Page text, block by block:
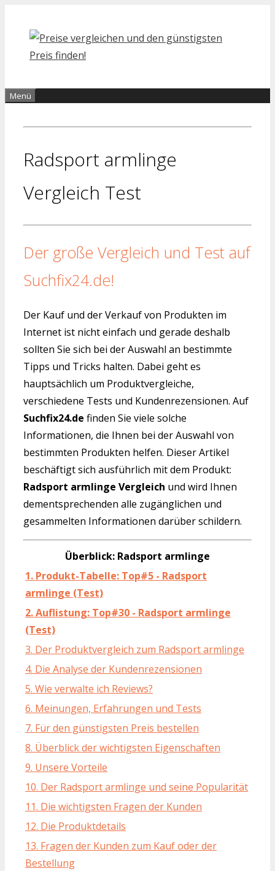
Inhalt
springen
Menü
Radsport armlinge
Vergleich Test
Der große Vergleich und Test auf
Suchfix24.de!
Der Kauf und der Verkauf von Produkten im
Internet ist nicht einfach und gerade deshalb
sollten Sie sich bei der Auswahl an bestimmte
Tipps und Tricks halten. Dabei geht es
hauptsächlich um Produktvergleiche,
verschiedene Tests und Kundenrezensionen. Auf
Suchfix24.de finden Sie viele solche
Informationen, die Ihnen bei der Auswahl von
bestimmten Produkten helfen. Dieser Artikel
beschäftigt sich ausführlich mit dem Produkt:
Radsport armlinge Vergleich und wird Ihnen
dementsprechenden alle zugänglichen und
gesammelten Informationen darüber schildern.
Überblick: Radsport armlinge
1. Produkt-Tabelle: Top#5 - Radsport
armlinge (Test)
2. Auflistung: Top#30 - Radsport armlinge
(Test)
3. Der Produktvergleich zum Radsport armlinge
4. Die Analyse der Kundenrezensionen
5. Wie verwalte ich Reviews?
6. Meinungen, Erfahrungen und Tests
7. Für den günstigsten Preis bestellen
8. Überblick der wichtigsten Eigenschaften
9. Unsere Vorteile
10. Der Radsport armlinge und seine Popularität
11. Die wichtigsten Fragen der Kunden
12. Die Produktdetails
13. Fragen der Kunden zum Kauf oder der
Bestellung